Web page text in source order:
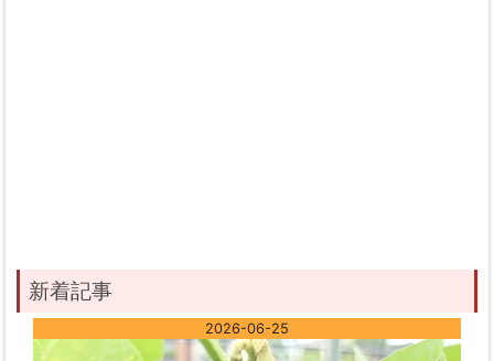
新着記事
2026-06-25